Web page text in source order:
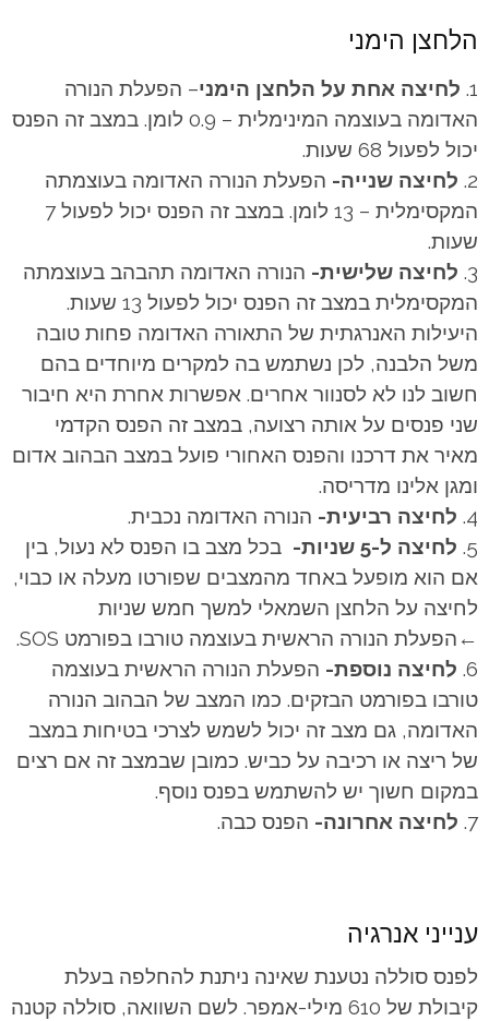
הלחצן הימני
לחיצה אחת על הלחצן הימני– הפעלת הנורה
האדומה בעוצמה המינימלית – 0.9 לומן. במצב זה הפנס
יכול לפעול 68 שעות.
לחיצה שנייה- הפעלת הנורה האדומה בעוצמתה
המקסימלית – 13 לומן. במצב זה הפנס יכול לפעול 7
שעות.
לחיצה שלישית- הנורה האדומה תהבהב בעוצמתה
המקסימלית במצב זה הפנס יכול לפעול 13 שעות.
היעילות האנרגתית של התאורה האדומה פחות טובה
משל הלבנה, לכן נשתמש בה למקרים מיוחדים בהם
חשוב לנו לא לסנוור אחרים. אפשרות אחרת היא חיבור
שני פנסים על אותה רצועה, במצב זה הפנס הקדמי
מאיר את דרכנו והפנס האחורי פועל במצב הבהוב אדום
ומגן אלינו מדריסה.
לחיצה רביעית- הנורה האדומה נכבית.
לחיצה ל-5 שניות-
בכל מצב בו הפנס לא נעול, בין
אם הוא מופעל באחד מהמצבים שפורטו מעלה או כבוי,
לחיצה על הלחצן השמאלי למשך חמש שניות
←הפעלת הנורה הראשית בעוצמה טורבו בפורמט SOS.
לחיצה נוספת- הפעלת הנורה הראשית בעוצמה
טורבו בפורמט הבזקים. כמו המצב של הבהוב הנורה
האדומה, גם מצב זה יכול לשמש לצרכי בטיחות במצב
של ריצה או רכיבה על כביש. כמובן שבמצב זה אם רצים
במקום חשוך יש להשתמש בפנס נוסף.
לחיצה אחרונה- הפנס כבה.
ענייני אנרגיה
לפנס סוללה נטענת שאינה ניתנת להחלפה בעלת
קיבולת של 610 מילי-אמפר. לשם השוואה, סוללה קטנה